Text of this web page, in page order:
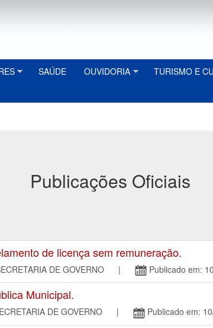
SAÚDE OUVIDORIA TURISMO E
Publicações Oficiais
de licença sem remuneração.
DE GOVERNO | Publicado em:
Municipal.
DE GOVERNO | Publicado em: